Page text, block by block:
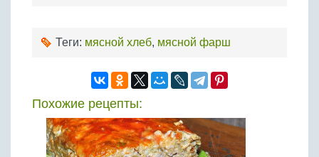
Теги: мясной хлеб, мясной фарш
Похожие рецепты: